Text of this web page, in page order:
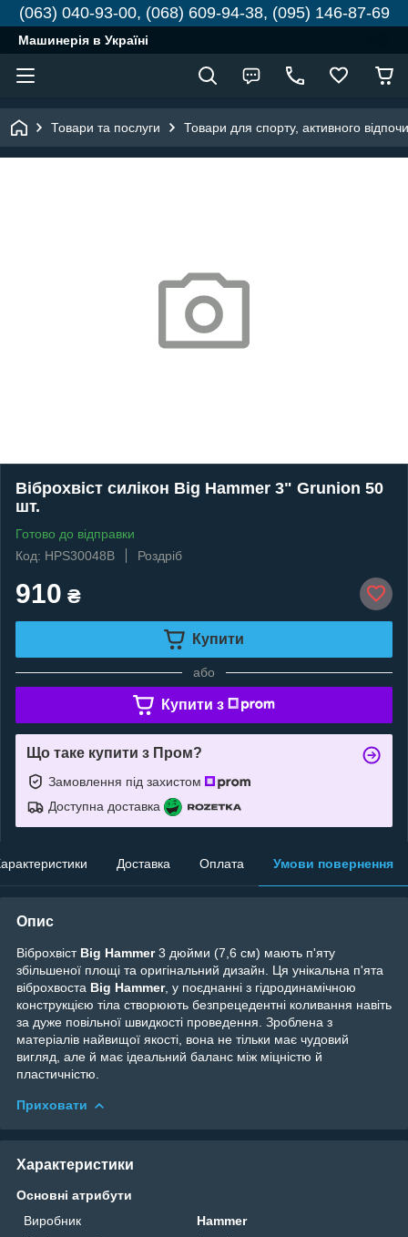
(063) 040-93-00, (068) 609-94-38, (095) 146-87-69
Машинерія в Україні
Товари та послуги Товари для спорту, активного
Віброхвіст силікон Big Hammer 3" Grunion 50
шт.
Готово до відправки
Код: HPS30048B
Роздріб
910 ₴
Купити
або
Купити з
Що таке купити з Пром?
Замовлення під захистом
Доступна доставка
Доставка Оплата Умови повернення
Опис
Віброхвіст Big Hammer3 дюйми (7,6 см) мають п'яту
збільшеної площі та оригінальний дизайн. Ця унікальна п'ята
віброхвоста Big Hammer, у поєднанні з гідродинамічною
конструкцією тіла створюють безпрецедентні коливання навіть
за дуже повільної швидкості проведення. Зроблена з
матеріалів найвищої якості, вона не тільки має чудовий
вигляд, але й має ідеальний баланс між міцністю й
пластичністю.
Приховати
Характеристики
Основні атрибути
Виробник
Hammer